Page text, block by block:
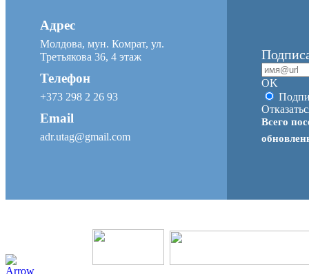
Адрес
Молдова, мун. Комрат, ул.
Третьякова 36, 4 этаж
Телефон
+373 298 2 26 93
Email
adr.utag@gmail.com
OK
Всего